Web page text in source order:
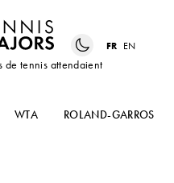
de tennis attendaient
FR EN
WTA ROLAND-GARROS